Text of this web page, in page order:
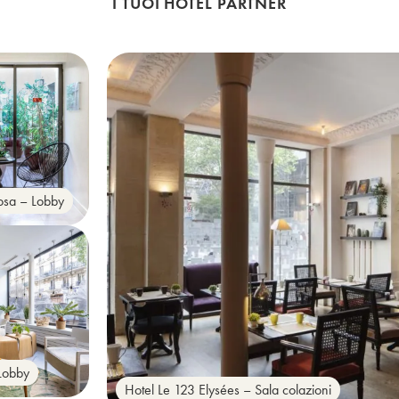
– Lobby
Hotel Le 123 Elysées – Sala colazioni